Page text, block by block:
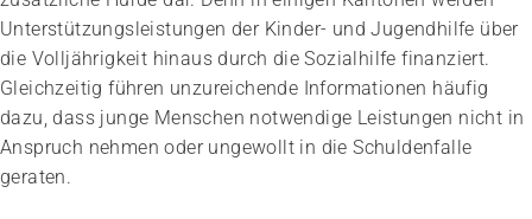
Unterstützungsleistungen der Kinder- und Jugendhilfe über
die Volljährigkeit hinaus durch die Sozialhilfe finanziert.
Gleichzeitig führen unzureichende Informationen häufig
dazu, dass junge Menschen notwendige Leistungen nicht in
Anspruch nehmen oder ungewollt in die Schuldenfalle
geraten.